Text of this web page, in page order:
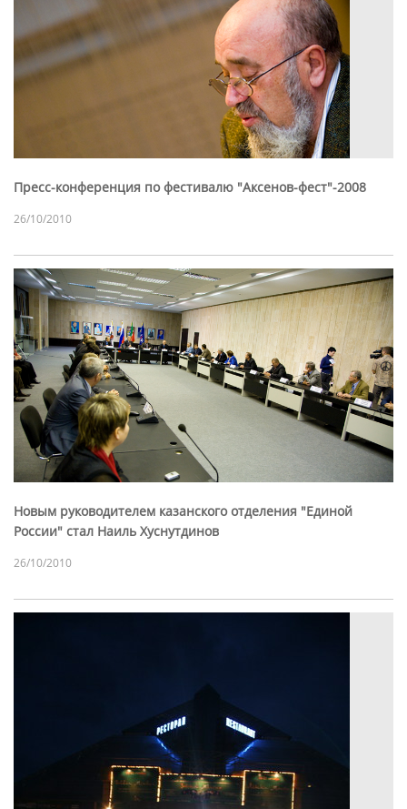
Пресс-конференция по фестивалю "Аксенов-фест"-2008
26/10/2010
Новым руководителем казанского отделения "Единой
России" стал Наиль Хуснутдинов
26/10/2010